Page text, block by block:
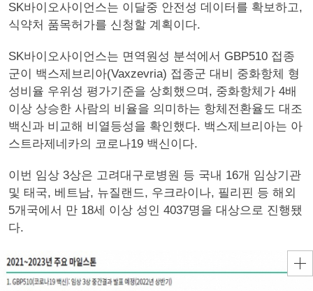
SK바이오사이언스는 이달중 안전성 데이터를 확보하고,
식약처 품목허가를 신청할 계획이다.
SK바이오사이언스는 면역원성 분석에서 GBP510 접종
군이 백스제브리아(Vaxzevria) 접종군 대비 중화항체 형
성비율 우위성 평가기준을 상회했으며, 중화항체가 4배
이상 상승한 사람의 비율을 의미하는 항체전환율도 대조
백신과 비교해 비열등성을 확인했다. 백스제브리아는 아
스트라제네카의 코로나19 백신이다.
이번 임상 3상은 고려대구로병원 등 국내 16개 임상기관
및 태국, 베트남, 뉴질랜드, 우크라이나, 필리핀 등 해외
5개국에서 만 18세 이상 성인 4037명을 대상으로 진행됐
다.